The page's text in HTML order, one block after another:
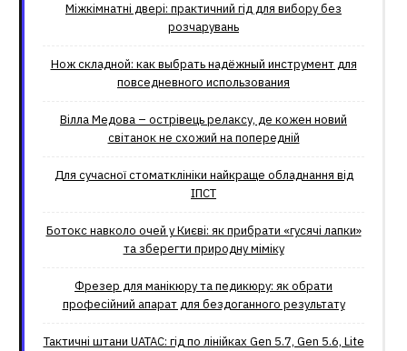
Міжкімнатні двері: практичний гід для вибору без
розчарувань
Нож складной: как выбрать надёжный инструмент для
повседневного использования
Вілла Медова – острівець релаксу, де кожен новий
світанок не схожий на попередній
Для сучасної стоматклініки найкраще обладнання від
ІПСТ
Ботокс навколо очей у Києві: як прибрати «гусячі лапки»
та зберегти природну міміку
Фрезер для манікюру та педикюру: як обрати
професійний апарат для бездоганного результату
Тактичні штани UATAC: гід по лінійках Gen 5.7, Gen 5.6, Lite